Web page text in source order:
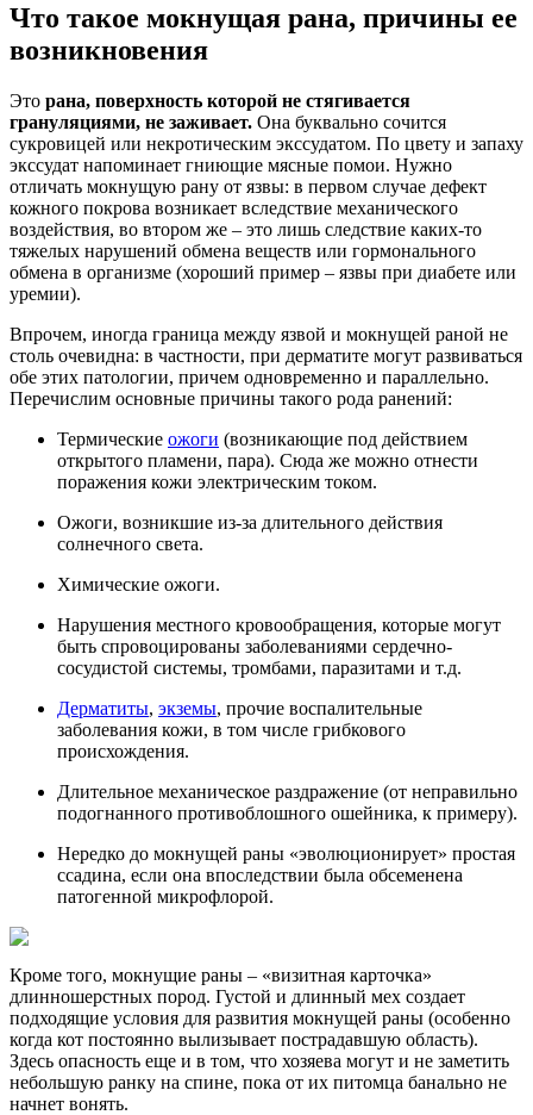
Что такое мокнущая рана, причины ее
возникновения
Это рана, поверхность которой не стягивается
грануляциями, не заживает. Она буквально сочится
сукровицей или некротическим экссудатом. По цвету и запаху
экссудат напоминает гниющие мясные помои. Нужно
отличать мокнущую рану от язвы: в первом случае дефект
кожного покрова возникает вследствие механического
воздействия, во втором же – это лишь следствие каких-то
тяжелых нарушений обмена веществ или гормонального
обмена в организме (хороший пример – язвы при диабете или
уремии).
Впрочем, иногда граница между язвой и мокнущей раной не
столь очевидна: в частности, при дерматите могут развиваться
обе этих патологии, причем одновременно и параллельно.
Перечислим основные причины такого рода ранений:
Термические ожоги (возникающие под действием
открытого пламени, пара). Сюда же можно отнести
поражения кожи электрическим током.
Ожоги, возникшие из-за длительного действия
солнечного света.
Химические ожоги.
Нарушения местного кровообращения, которые могут
быть спровоцированы заболеваниями сердечно-
сосудистой системы, тромбами, паразитами и т.д.
Дерматиты, экземы, прочие воспалительные
заболевания кожи, в том числе грибкового
происхождения.
Длительное механическое раздражение (от неправильно
подогнанного противоблошного ошейника, к примеру).
Нередко до мокнущей раны «эволюционирует» простая
ссадина, если она впоследствии была обсеменена
патогенной микрофлорой.
Кроме того, мокнущие раны – «визитная карточка»
длинношерстных пород. Густой и длинный мех создает
подходящие условия для развития мокнущей раны (особенно
когда кот постоянно вылизывает пострадавшую область).
Здесь опасность еще и в том, что хозяева могут и не заметить
небольшую ранку на спине, пока от их питомца банально не
начнет вонять.